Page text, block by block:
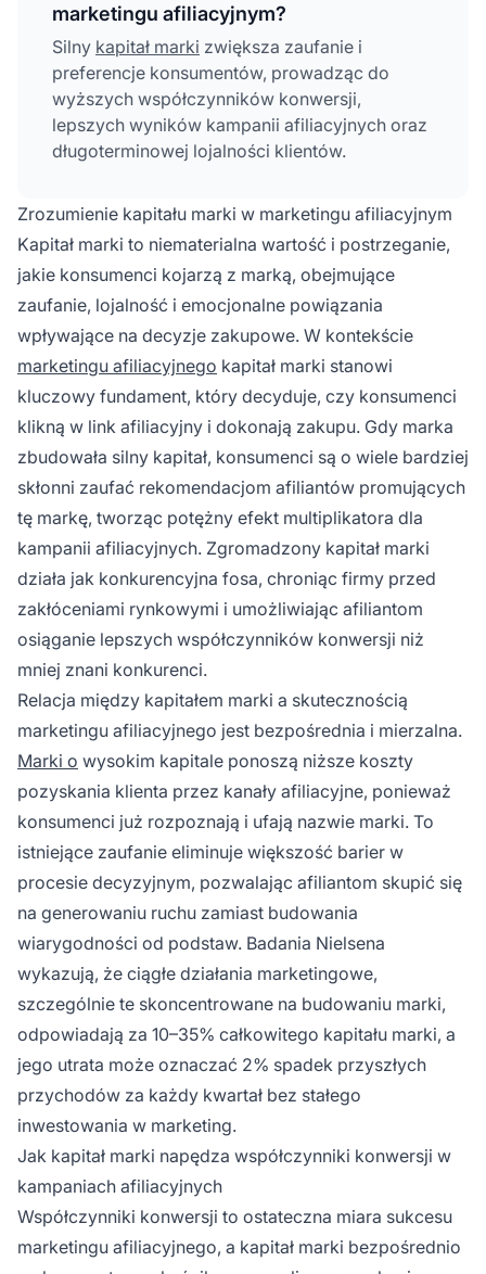
marketingu afiliacyjnym?
Silny kapitał marki zwiększa zaufanie i
preferencje konsumentów, prowadząc do
wyższych współczynników konwersji,
lepszych wyników kampanii afiliacyjnych oraz
długoterminowej lojalności klientów.
Zrozumienie kapitału marki w marketingu afiliacyjnym
Kapitał marki to niematerialna wartość i postrzeganie,
jakie konsumenci kojarzą z marką, obejmujące
zaufanie, lojalność i emocjonalne powiązania
wpływające na decyzje zakupowe. W kontekście
marketingu afiliacyjnego kapitał marki stanowi
kluczowy fundament, który decyduje, czy konsumenci
klikną w link afiliacyjny i dokonają zakupu. Gdy marka
zbudowała silny kapitał, konsumenci są o wiele bardziej
skłonni zaufać rekomendacjom afiliantów promujących
tę markę, tworząc potężny efekt multiplikatora dla
kampanii afiliacyjnych. Zgromadzony kapitał marki
działa jak konkurencyjna fosa, chroniąc firmy przed
zakłóceniami rynkowymi i umożliwiając afiliantom
osiąganie lepszych współczynników konwersji niż
mniej znani konkurenci.
Relacja między kapitałem marki a skutecznością
marketingu afiliacyjnego jest bezpośrednia i mierzalna.
Marki o wysokim kapitale ponoszą niższe koszty
pozyskania klienta przez kanały afiliacyjne, ponieważ
konsumenci już rozpoznają i ufają nazwie marki. To
istniejące zaufanie eliminuje większość barier w
procesie decyzyjnym, pozwalając afiliantom skupić się
na generowaniu ruchu zamiast budowania
wiarygodności od podstaw. Badania Nielsena
wykazują, że ciągłe działania marketingowe,
szczególnie te skoncentrowane na budowaniu marki,
odpowiadają za 10–35% całkowitego kapitału marki, a
jego utrata może oznaczać 2% spadek przyszłych
przychodów za każdy kwartał bez stałego
inwestowania w marketing.
Jak kapitał marki napędza współczynniki konwersji w
kampaniach afiliacyjnych
Współczynniki konwersji to ostateczna miara sukcesu
marketingu afiliacyjnego, a kapitał marki bezpośrednio